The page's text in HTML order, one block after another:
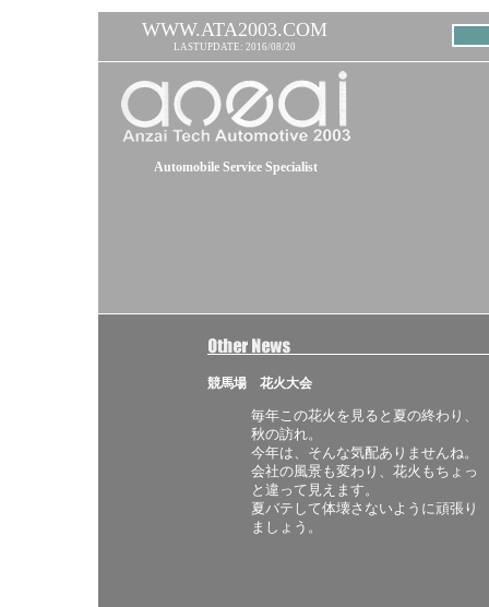
WWW.ATA2003.COM
LASTUPDATE: 2016/08/20
Automobile Service Specialist
競馬場 花火大会
毎年この花火を見ると夏の終わり、
秋の訪れ。
今年は、そんな気配ありませんね。
会社の風景も変わり、花火もちょっ
と違って見えます。
夏バテして体壊さないように頑張り
ましょう。